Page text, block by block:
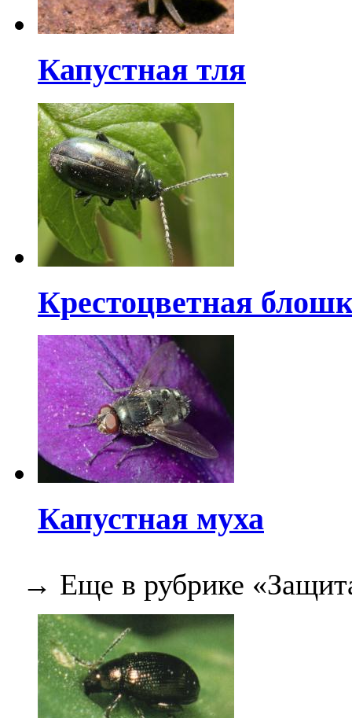
Капустная тля
Крестоцветная
Капустная муха
→ Еще в рубрике